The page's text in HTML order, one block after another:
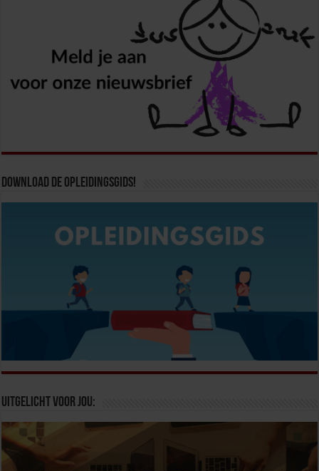
Download de opleidingsgids!
Uitgelicht voor jou: